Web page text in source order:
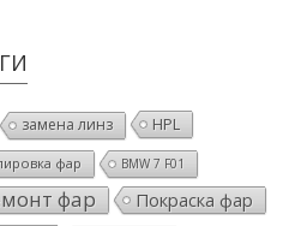
замена линз HPL
фар BMW 7 F01
фар Покраска фар